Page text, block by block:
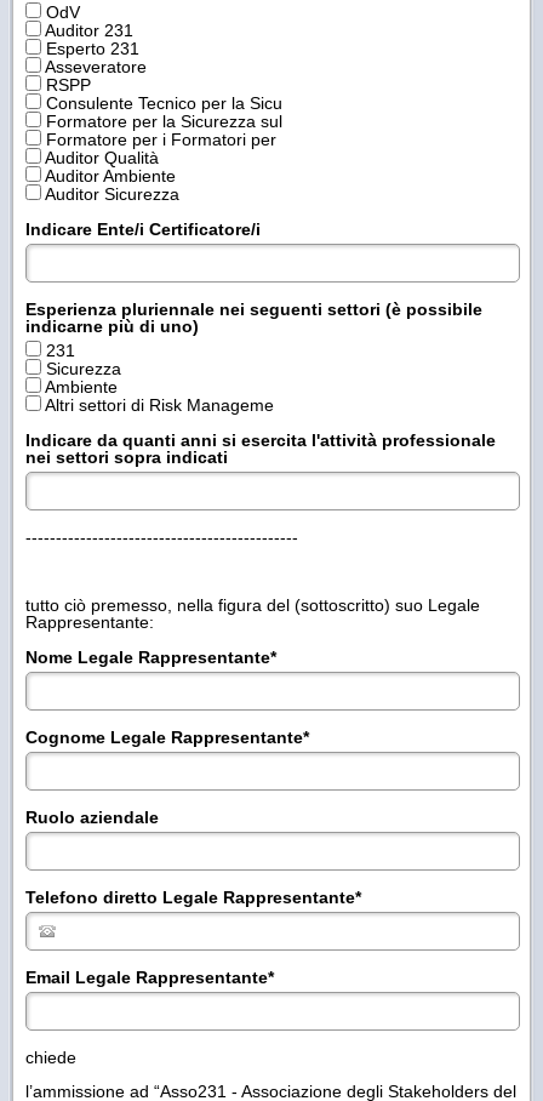
OdV
Auditor 231
Esperto 231
Asseveratore
RSPP
Consulente Tecnico per la Sicu
Formatore per la Sicurezza sul
Formatore per i Formatori per
Auditor Qualità
Auditor Ambiente
Auditor Sicurezza
Indicare Ente/i Certificatore/i
Esperienza pluriennale nei seguenti settori (è possibile
indicarne più di uno)
231
Sicurezza
Ambiente
Altri settori di Risk Manageme
Indicare da quanti anni si esercita l'attività professionale
nei settori sopra indicati
---------------------------------------------
tutto ciò premesso, nella figura del (sottoscritto) suo Legale
Rappresentante:
Nome Legale Rappresentante*
Cognome Legale Rappresentante*
Ruolo aziendale
Telefono diretto Legale Rappresentante*
Email Legale Rappresentante*
chiede
l’ammissione ad “Asso231 - Associazione degli Stakeholders del